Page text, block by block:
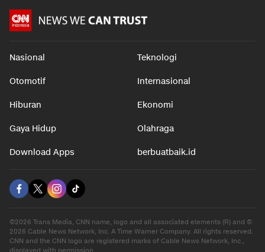
Nasional Teknologi
Otomotif Internasional
Hiburan Ekonomi
Gaya Hidup Olahraga
Download Apps berbuatbaik.id
©2026 Trans Media, CNN name, logo and all associated elements (R) and ©
2026 Cable News Network, Inc. A Time Warner Company. All rights reserved.
CNN and the CNN logo are registered marks of Cable News Network, Inc.,